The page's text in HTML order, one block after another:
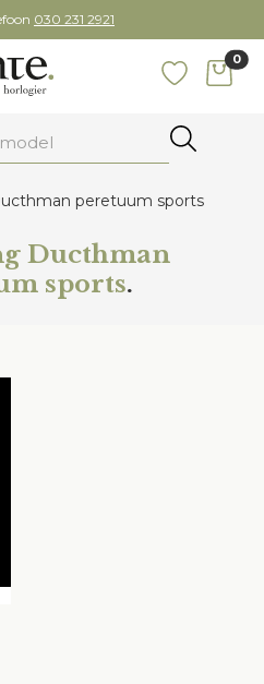
030 231 2921
0
peretuum sports
Ducthman
sports.